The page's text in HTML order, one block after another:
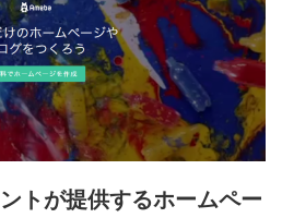
トが提供するホームペー